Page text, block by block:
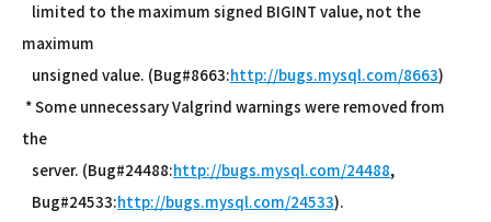
limited to the maximum signed BIGINT value, not the
maximum
unsigned value. (Bug#8663:http://bugs.mysql.com/8663)
* Some unnecessary Valgrind warnings were removed from
the
server. (Bug#24488:http://bugs.mysql.com/24488,
Bug#24533:http://bugs.mysql.com/24533).